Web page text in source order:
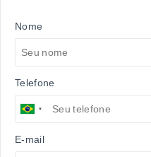
Nome
Telefone
E-mail